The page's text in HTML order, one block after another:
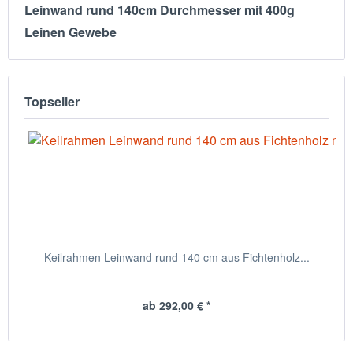
Leinwand rund 140cm Durchmesser mit 400g
Leinen Gewebe
Topseller
Keilrahmen Leinwand rund 140 cm aus Fichtenholz...
ab 292,00 € *